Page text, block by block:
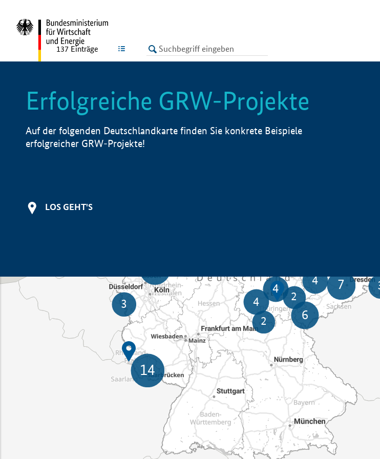
LISTE
137 Einträge
Erfolgreiche GRW-Projekte
Auf der folgenden Deutschlandkarte finden Sie konkrete Beispiele
erfolgreicher GRW-Projekte!
LOS GEHT'S